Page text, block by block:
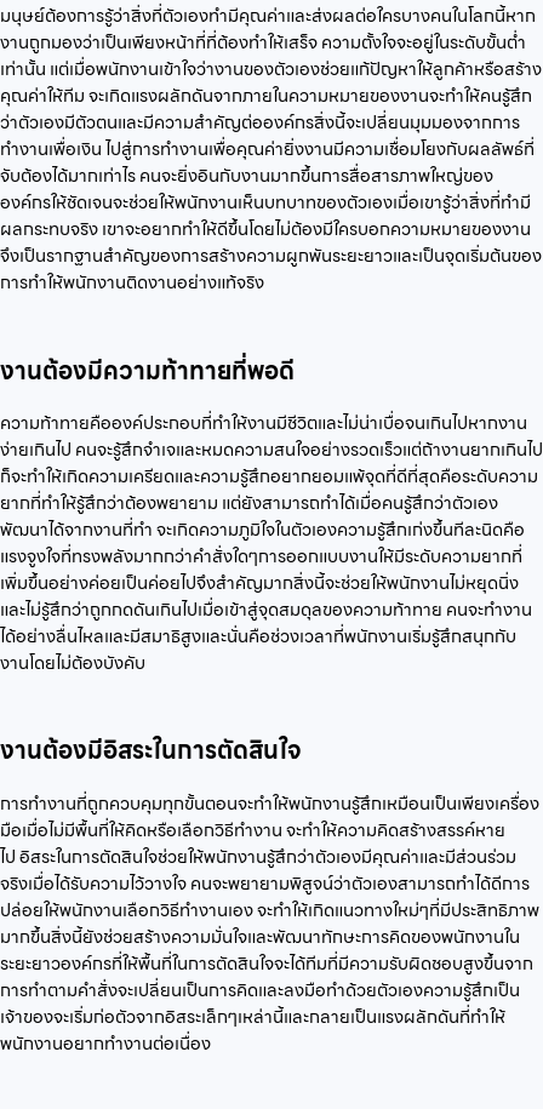
มนุษย์ต้องการรู้ว่าสิ่งที่ตัวเองทำมีคุณค่าและส่งผลต่อใครบางคนในโลกนี้หาก
งานถูกมองว่าเป็นเพียงหน้าที่ที่ต้องทำให้เสร็จ ความตั้งใจจะอยู่ในระดับขั้นต่ำ
เท่านั้น แต่เมื่อพนักงานเข้าใจว่างานของตัวเองช่วยแก้ปัญหาให้ลูกค้าหรือสร้าง
คุณค่าให้ทีม จะเกิดแรงผลักดันจากภายในความหมายของงานจะทำให้คนรู้สึก
ว่าตัวเองมีตัวตนและมีความสำคัญต่อองค์กรสิ่งนี้จะเปลี่ยนมุมมองจากการ
ทำงานเพื่อเงิน ไปสู่การทำงานเพื่อคุณค่ายิ่งงานมีความเชื่อมโยงกับผลลัพธ์ที่
จับต้องได้มากเท่าไร คนจะยิ่งอินกับงานมากขึ้นการสื่อสารภาพใหญ่ของ
องค์กรให้ชัดเจนจะช่วยให้พนักงานเห็นบทบาทของตัวเองเมื่อเขารู้ว่าสิ่งที่ทำมี
ผลกระทบจริง เขาจะอยากทำให้ดีขึ้นโดยไม่ต้องมีใครบอกความหมายของงาน
จึงเป็นรากฐานสำคัญของการสร้างความผูกพันระยะยาวและเป็นจุดเริ่มต้นของ
การทำให้พนักงานติดงานอย่างแท้จริง
งานต้องมีความท้าทายที่พอดี
ความท้าทายคือองค์ประกอบที่ทำให้งานมีชีวิตและไม่น่าเบื่อจนเกินไปหากงาน
ง่ายเกินไป คนจะรู้สึกจำเจและหมดความสนใจอย่างรวดเร็วแต่ถ้างานยากเกินไป
ก็จะทำให้เกิดความเครียดและความรู้สึกอยากยอมแพ้จุดที่ดีที่สุดคือระดับความ
ยากที่ทำให้รู้สึกว่าต้องพยายาม แต่ยังสามารถทำได้เมื่อคนรู้สึกว่าตัวเอง
พัฒนาได้จากงานที่ทำ จะเกิดความภูมิใจในตัวเองความรู้สึกเก่งขึ้นทีละนิดคือ
แรงจูงใจที่ทรงพลังมากกว่าคำสั่งใดๆการออกแบบงานให้มีระดับความยากที่
เพิ่มขึ้นอย่างค่อยเป็นค่อยไปจึงสำคัญมากสิ่งนี้จะช่วยให้พนักงานไม่หยุดนิ่ง
และไม่รู้สึกว่าถูกกดดันเกินไปเมื่อเข้าสู่จุดสมดุลของความท้าทาย คนจะทำงาน
ได้อย่างลื่นไหลและมีสมาธิสูงและนั่นคือช่วงเวลาที่พนักงานเริ่มรู้สึกสนุกกับ
งานโดยไม่ต้องบังคับ
งานต้องมีอิสระในการตัดสินใจ
การทำงานที่ถูกควบคุมทุกขั้นตอนจะทำให้พนักงานรู้สึกเหมือนเป็นเพียงเครื่อง
มือเมื่อไม่มีพื้นที่ให้คิดหรือเลือกวิธีทำงาน จะทำให้ความคิดสร้างสรรค์หาย
ไป อิสระในการตัดสินใจช่วยให้พนักงานรู้สึกว่าตัวเองมีคุณค่าและมีส่วนร่วม
จริงเมื่อได้รับความไว้วางใจ คนจะพยายามพิสูจน์ว่าตัวเองสามารถทำได้ดีการ
ปล่อยให้พนักงานเลือกวิธีทำงานเอง จะทำให้เกิดแนวทางใหม่ๆที่มีประสิทธิภาพ
มากขึ้นสิ่งนี้ยังช่วยสร้างความมั่นใจและพัฒนาทักษะการคิดของพนักงานใน
ระยะยาวองค์กรที่ให้พื้นที่ในการตัดสินใจจะได้ทีมที่มีความรับผิดชอบสูงขึ้นจาก
การทำตามคำสั่งจะเปลี่ยนเป็นการคิดและลงมือทำด้วยตัวเองความรู้สึกเป็น
เจ้าของจะเริ่มก่อตัวจากอิสระเล็กๆเหล่านี้และกลายเป็นแรงผลักดันที่ทำให้
พนักงานอยากทำงานต่อเนื่อง